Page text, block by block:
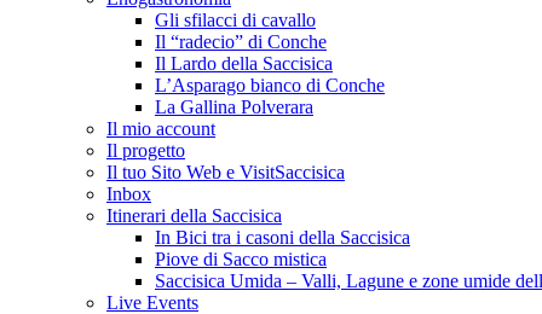
Gli sfilacci di cavallo
Il “radecio” di Conche
Il Lardo della Saccisica
L’Asparago bianco di Conche
La Gallina Polverara
Il mio account
Il progetto
Il tuo Sito Web e VisitSaccisica
Inbox
Itinerari della Saccisica
In Bici tra i casoni della Saccisica
Piove di Sacco mistica
Saccisica Umida – Valli, Lagune e zone umide
Live Events